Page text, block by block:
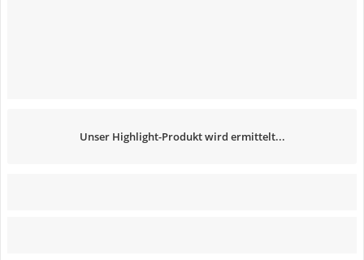
Unser Highlight-Produkt wird ermittelt...